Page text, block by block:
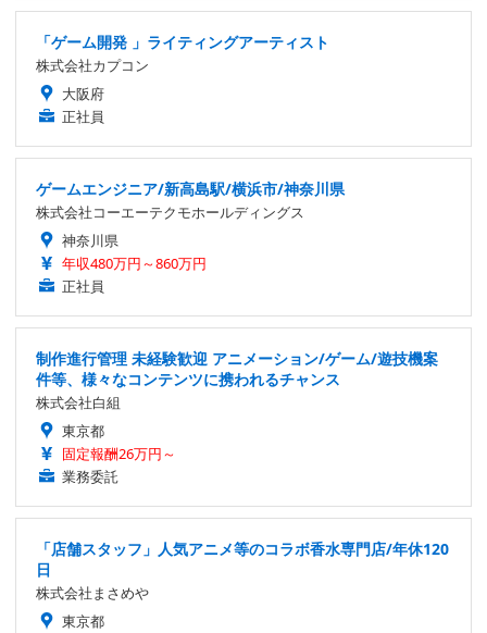
「ゲーム開発 」ライティングアーティスト
株式会社カプコン
大阪府
正社員
ゲームエンジニア/新高島駅/横浜市/神奈川県
株式会社コーエーテクモホールディングス
神奈川県
年収480万円～860万円
正社員
制作進行管理 未経験歓迎 アニメーション/ゲーム/遊技機案
件等、様々なコンテンツに携われるチャンス
株式会社白組
東京都
固定報酬26万円～
業務委託
「店舗スタッフ」人気アニメ等のコラボ香水専門店/年休120
日
株式会社まさめや
東京都